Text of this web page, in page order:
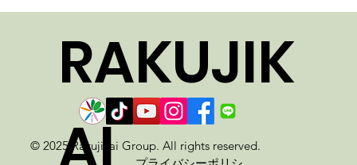
© 2025 Rakujikai Group. All rights reserved.
RAKUJIK
AI